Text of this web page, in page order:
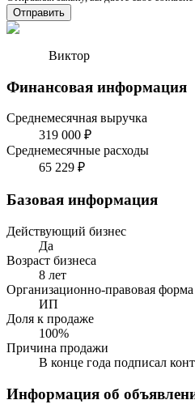
Отправить
Виктор
Финансовая информация
Среднемесячная выручка
319 000 ₽
Среднемесячные расходы
65 229 ₽
Базовая информация
Действующий бизнес
Да
Возраст бизнеса
8 лет
Организационно-правовая форма
ИП
Доля к продаже
100%
Причина продажи
В конце года подписал
Информация об